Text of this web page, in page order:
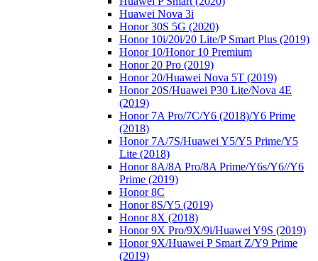
Huawei Nova 3i
Honor 30S 5G (2020)
Honor 10i/20i/20 Lite/P Smart Plus (2019)
Honor 10/Honor 10 Premium
Honor 20 Pro (2019)
Honor 20/Huawei Nova 5T (2019)
Honor 20S/Huawei P30 Lite/Nova 4E
(2019)
Honor 7A Pro/7C/Y6 (2018)/Y6 Prime
(2018)
Honor 7A/7S/Huawei Y5/Y5 Prime/Y5
Lite (2018)
Honor 8A/8A Pro/8A Prime/Y6s/Y6//Y6
Prime (2019)
Honor 8C
Honor 8S/Y5 (2019)
Honor 8X (2018)
Honor 9X Pro/9X/9i/Huawei Y9S (2019)
Honor 9X/Huawei P Smart Z/Y9 Prime
(2019)